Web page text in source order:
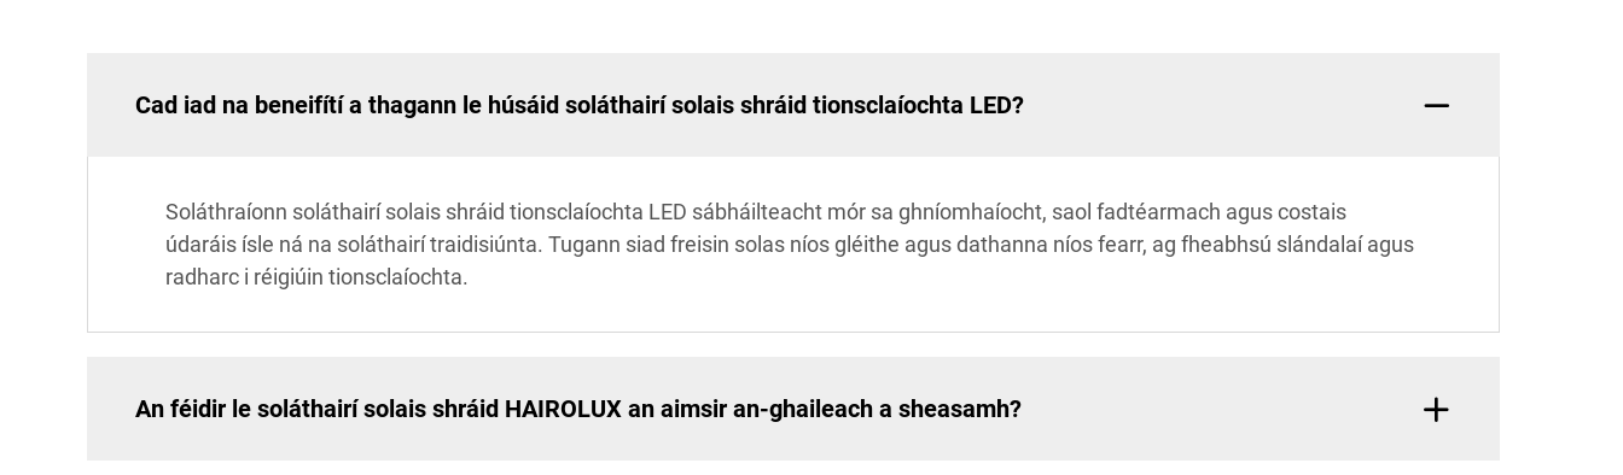
Cad iad na beneifítí a thagann le húsáid soláthairí solais shráid tionsclaíochta LED?
Soláthraíonn soláthairí solais shráid tionsclaíochta LED sábháilteacht mór sa ghníomhaíocht, saol fadtéarmach agus costais
údaráis ísle ná na soláthairí traidisiúnta. Tugann siad freisin solas níos gléithe agus dathanna níos fearr, ag fheabhsú slándalaí agus
radharc i réigiúin tionsclaíochta.
An féidir le soláthairí solais shráid HAIROLUX an aimsir an-ghaileach a sheasamh?